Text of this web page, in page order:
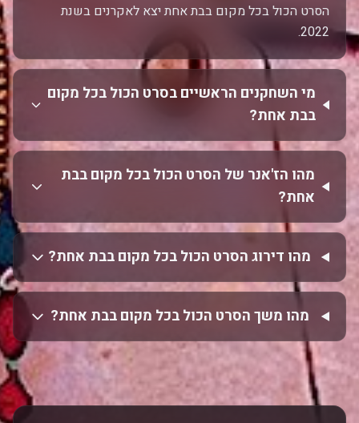
הסרט הכול בכל מקום בבת אחת יצא לאקרנים בשנת
2022.
מי השחקנים הראשיים בסרט הכול בכל מקום
בבת אחת?
מהו הז'אנר של הסרט הכול בכל מקום בבת
אחת?
מהו דירוג הסרט הכול בכל מקום בבת אחת?
מהו משך הסרט הכול בכל מקום בבת אחת?